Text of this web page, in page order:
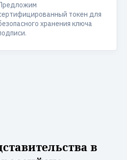
токен для
хранения ключа
в